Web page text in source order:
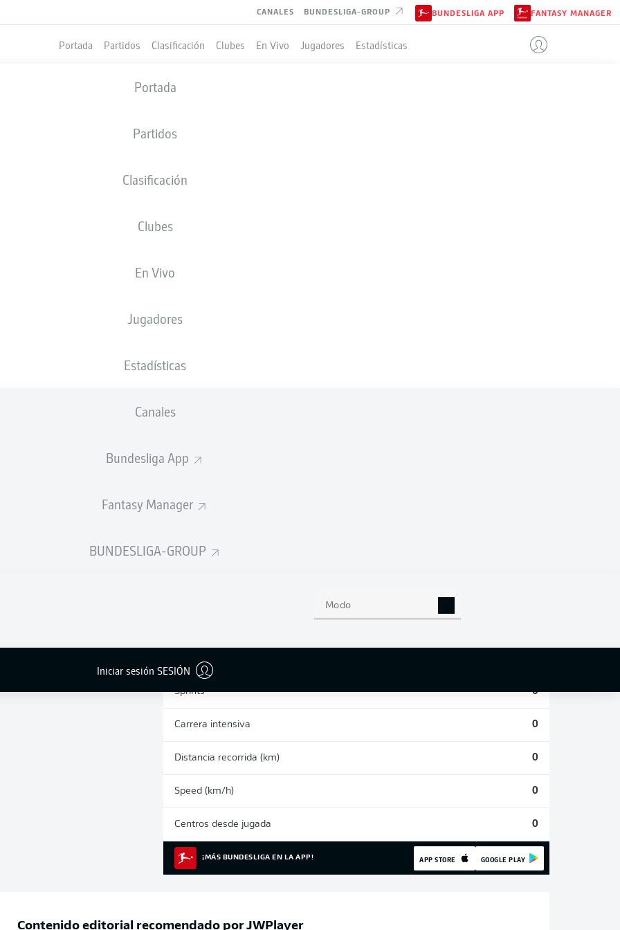
CANALES BUNDESLIGA-GROUP BUNDESLIGA APP FANTASY MANAGER
Portada Partidos Clasificación Clubes En Vivo Jugadores Estadísticas
Portada
Partidos
Clasificación
Clubes
En Vivo
Jugadores
Estadísticas
Canales
Bundesliga App
Fantasy Manager
BUNDESLIGA-GROUP
Modo
Iniciar sesión SESIÓN
NACIÓN
TEMPORADA 2026/2027
Sprints 0
Carrera intensiva 0
Distancia recorrida (km) 0
Speed (km/h) 0
Centros desde jugada 0
¡MÁS BUNDESLIGA EN LA APP! APP STORE GOOGLE PLAY
Contenido editorial recomendado porJWPlayer